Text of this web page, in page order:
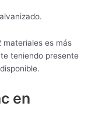
materiales es más
teniendo presente
en